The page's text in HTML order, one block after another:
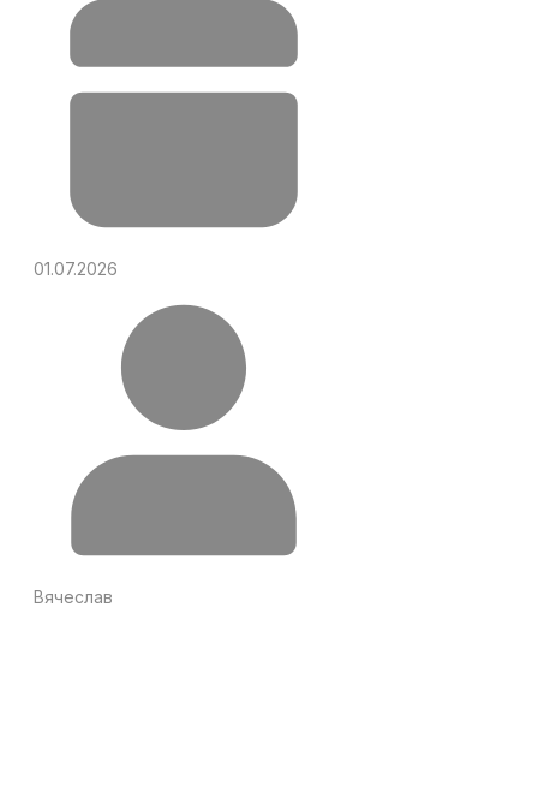
01.07.2026
Вячеслав